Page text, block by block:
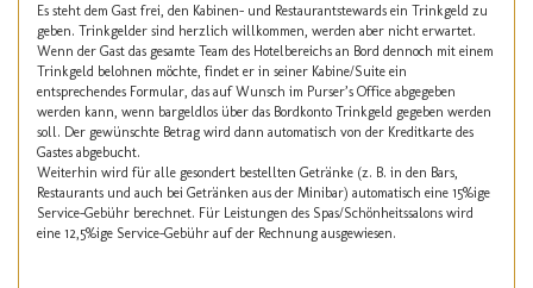
Es steht dem Gast frei, den Kabinen- und Restaurantstewards ein Trinkgeld zu
geben. Trinkgelder sind herzlich willkommen, werden aber nicht erwartet.
Wenn der Gast das gesamte Team des Hotelbereichs an Bord dennoch mit einem
Trinkgeld belohnen möchte, findet er in seiner Kabine/Suite ein
entsprechendes Formular, das auf Wunsch im Purser’s Office abgegeben
werden kann, wenn bargeldlos über das Bordkonto Trinkgeld gegeben werden
soll. Der gewünschte Betrag wird dann automatisch von der Kreditkarte des
Gastes abgebucht.
Weiterhin wird für alle gesondert bestellten Getränke (z. B. in den Bars,
Restaurants und auch bei Getränken aus der Minibar) automatisch eine 15%ige
Service-Gebühr berechnet. Für Leistungen des Spas/Schönheitssalons wird
eine 12,5%ige Service-Gebühr auf der Rechnung ausgewiesen.